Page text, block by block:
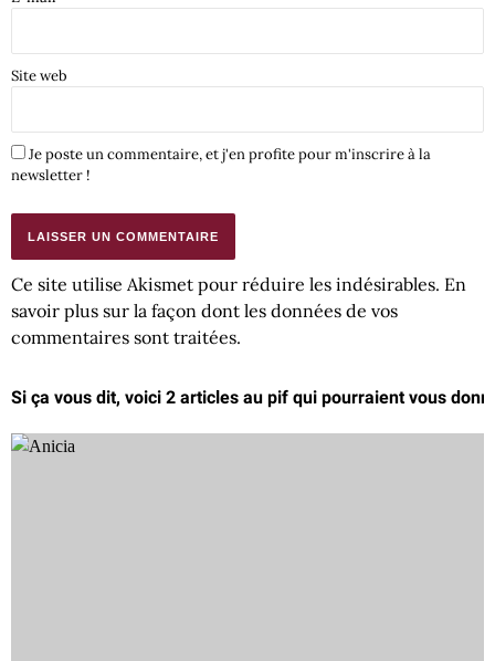
Site web
Je poste un commentaire, et j'en profite pour m'inscrire à la
newsletter !
Ce site utilise Akismet pour réduire les indésirables. En
savoir plus sur la façon dont les données de vos
commentaires sont traitées.
Si ça vous dit, voici 2 articles au pif qui pourraient vous